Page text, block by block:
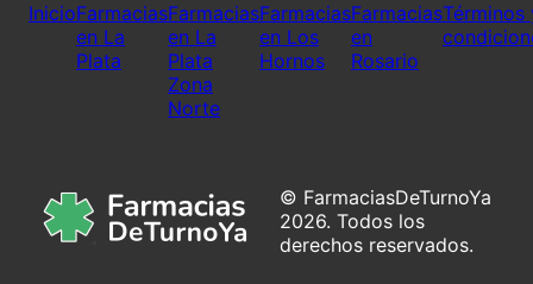
InicioFarmacias
en La
Plata
Farmacias
en La
Plata
Zona
Norte
Farmacias
en Los
Hornos
Farmacias
en
Rosario
Términos
© FarmaciasDeTurnoYa
2026. Todos los
derechos reservados.